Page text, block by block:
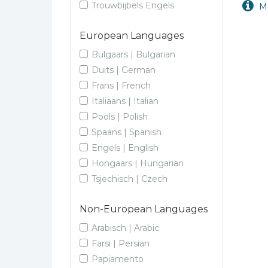
Kinderbijbels
Bladmuziek
Management &
Leiderschap
Politiek
Regio | Alblasserwaard
Romans
Toeristische kaarten en
gidsen
Taalstudie
Wenskaarten
Trouwbijbels Engels
European Languages
Bulgaars | Bulgarian
Duits | German
Frans | French
Italiaans | Italian
Pools | Polish
Spaans | Spanish
Engels | English
Hongaars | Hungarian
Tsjechisch | Czech
Non-European Languages
Arabisch | Arabic
Farsi | Persian
Papiamento